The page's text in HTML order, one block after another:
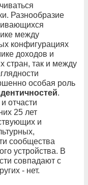
Разнообразие
между
конфигурациях
доходов и
стран, так и между
особая роль
.
отчасти
25 лет
и
сообщества
устройства. В
совпадают с
- нет.